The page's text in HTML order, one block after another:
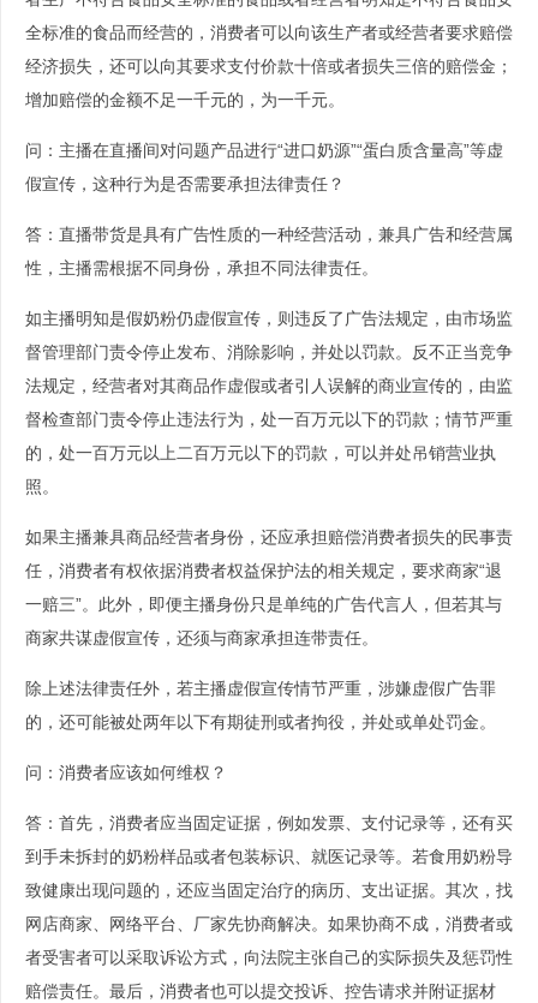
全标准的食品而经营的，消费者可以向该生产者或经营者要求赔偿
经济损失，还可以向其要求支付价款十倍或者损失三倍的赔偿金；
增加赔偿的金额不足一千元的，为一千元。
问：主播在直播间对问题产品进行“进口奶源”“蛋白质含量高”等虚
假宣传，这种行为是否需要承担法律责任？
答：直播带货是具有广告性质的一种经营活动，兼具广告和经营属
性，主播需根据不同身份，承担不同法律责任。
如主播明知是假奶粉仍虚假宣传，则违反了广告法规定，由市场监
督管理部门责令停止发布、消除影响，并处以罚款。反不正当竞争
法规定，经营者对其商品作虚假或者引人误解的商业宣传的，由监
督检查部门责令停止违法行为，处一百万元以下的罚款；情节严重
的，处一百万元以上二百万元以下的罚款，可以并处吊销营业执
照。
如果主播兼具商品经营者身份，还应承担赔偿消费者损失的民事责
任，消费者有权依据消费者权益保护法的相关规定，要求商家“退
一赔三”。此外，即便主播身份只是单纯的广告代言人，但若其与
商家共谋虚假宣传，还须与商家承担连带责任。
除上述法律责任外，若主播虚假宣传情节严重，涉嫌虚假广告罪
的，还可能被处两年以下有期徒刑或者拘役，并处或单处罚金。
问：消费者应该如何维权？
答：首先，消费者应当固定证据，例如发票、支付记录等，还有买
到手未拆封的奶粉样品或者包装标识、就医记录等。若食用奶粉导
致健康出现问题的，还应当固定治疗的病历、支出证据。其次，找
网店商家、网络平台、厂家先协商解决。如果协商不成，消费者或
者受害者可以采取诉讼方式，向法院主张自己的实际损失及惩罚性
赔偿责任。最后，消费者也可以提交投诉、控告请求并附证据材